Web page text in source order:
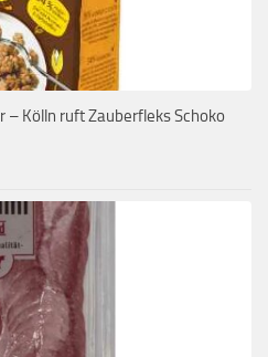
– Kölln ruft Zauberfleks Schoko